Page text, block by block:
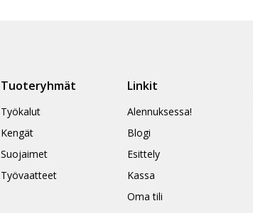
Tuoteryhmät
Työkalut
Kengät
Suojaimet
Työvaatteet
Linkit
Alennuksessa!
Blogi
Esittely
Kassa
Oma tili